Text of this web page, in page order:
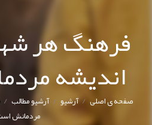
فرهنگ هر
اندیشه
صفحه ی اصلی/آرشیو/ آرشیو مطالب/
مردمانش است